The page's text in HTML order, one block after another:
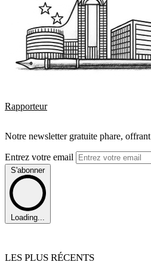
Rapporteur
Notre newsletter gratuite phare,
Entrez votre email
S'abonner
Loading...
LES PLUS RÉCENTS